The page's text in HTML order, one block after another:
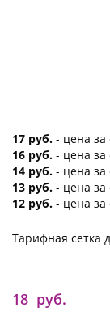
17 руб. - цена за
16 руб. - цена за
14 руб. - цена за
13 руб. - цена за
12 руб. - цена за
Тарифная сетка
18 руб.